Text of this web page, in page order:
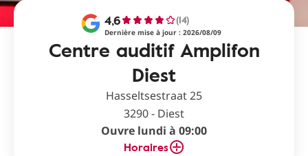
Centre auditif Amplifon
Diest
4,6 (14)
Dernière mise à jour : 2026/08/09
Hasseltsestraat 25
3290 - Diest
Ouvre lundi à 09:00
Horaires